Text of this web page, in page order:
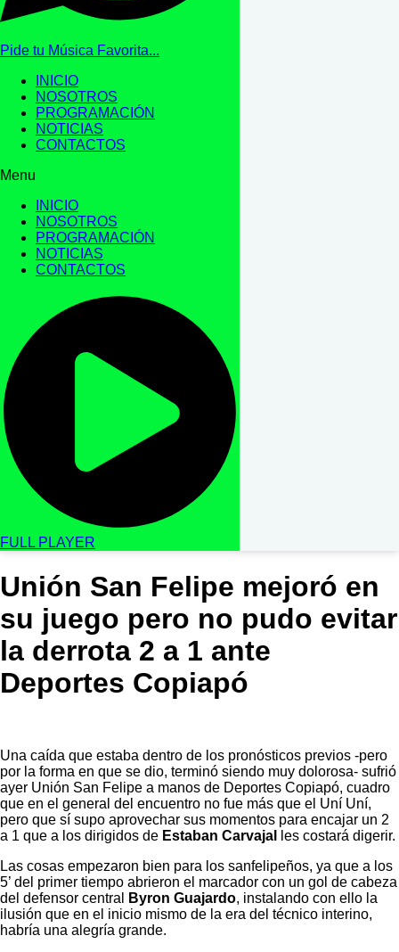
Pide tu Música Favorita...
INICIO
NOSOTROS
PROGRAMACIÓN
NOTICIAS
CONTACTOS
Menu
INICIO
NOSOTROS
PROGRAMACIÓN
NOTICIAS
CONTACTOS
FULL PLAYER
Unión San Felipe mejoró en
su juego pero no pudo evitar
la derrota 2 a 1 ante
Deportes Copiapó
Una caída que estaba dentro de los pronósticos previos -pero
por la forma en que se dio, terminó siendo muy dolorosa- sufrió
ayer Unión San Felipe a manos de Deportes Copiapó, cuadro
que en el general del encuentro no fue más que el Uní Uní,
pero que sí supo aprovechar sus momentos para encajar un 2
a 1 que a los dirigidos de Estaban Carvajal
les costará digerir.
Las cosas empezaron bien para los sanfelipeños, ya que a los
5’ del primer tiempo abrieron el marcador con un gol de cabeza
del defensor central
Byron Guajardo, instalando con ello la
ilusión que en el inicio mismo de la era del técnico interino,
habría una alegría grande.